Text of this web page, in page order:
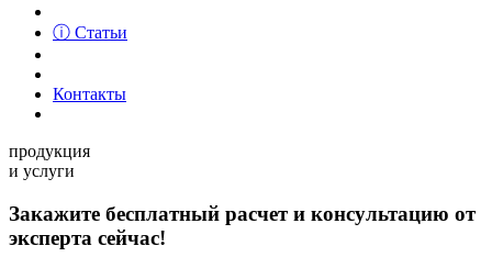
ⓘ Статьи
Контакты
продукция
и услуги
Закажите бесплатный расчет и консультацию от
эксперта сейчас!